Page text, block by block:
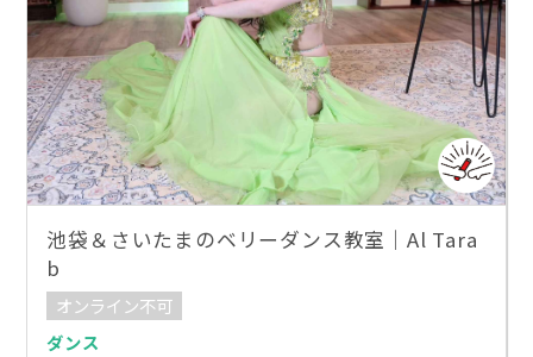
池袋＆さいたまのベリーダンス教室｜Al Tara
b
オンライン不可
ダンス